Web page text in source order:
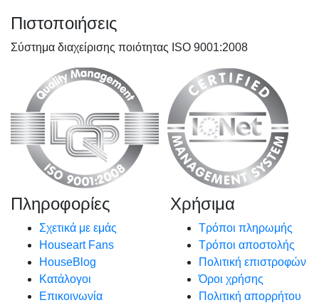
Πιστοποιήσεις
Σύστημα διαχείρισης ποιότητας ISO 9001:2008
Πληροφορίες
Σχετικά με εμάς
Houseart Fans
HouseBlog
Κατάλογοι
Επικοινωνία
Χρήσιμα
Τρόποι πληρωμής
Τρόποι αποστολής
Πολιτική επιστροφών
Όροι χρήσης
Πολιτική απορρήτου